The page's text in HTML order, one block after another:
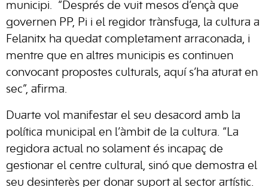
municipi. “Després de vuit mesos d’ençà que
governen PP, Pi i el regidor trànsfuga, la cultura a
Felanitx ha quedat completament arraconada, i
mentre que en altres municipis es continuen
convocant propostes culturals, aquí s’ha aturat en
sec”, afirma.
Duarte vol manifestar el seu desacord amb la
política municipal en l’àmbit de la cultura. “La
regidora actual no solament és incapaç de
gestionar el centre cultural, sinó que demostra el
seu desinterès per donar suport al sector artístic.